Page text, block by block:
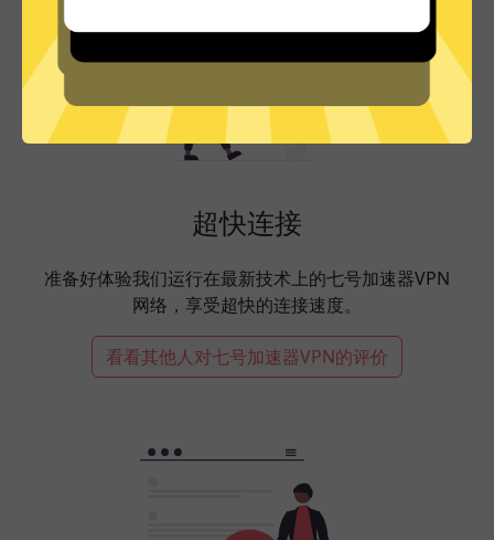
超快连接
准备好体验我们运行在最新技术上的七号加速器VPN
网络，享受超快的连接速度。
看看其他人对七号加速器VPN的评价